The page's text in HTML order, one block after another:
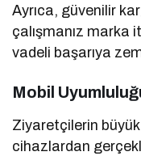
Ayrıca, güvenilir
çalışmanız marka
vadeli başarıya
Mobil
Ziyaretçilerin
cihazlardan